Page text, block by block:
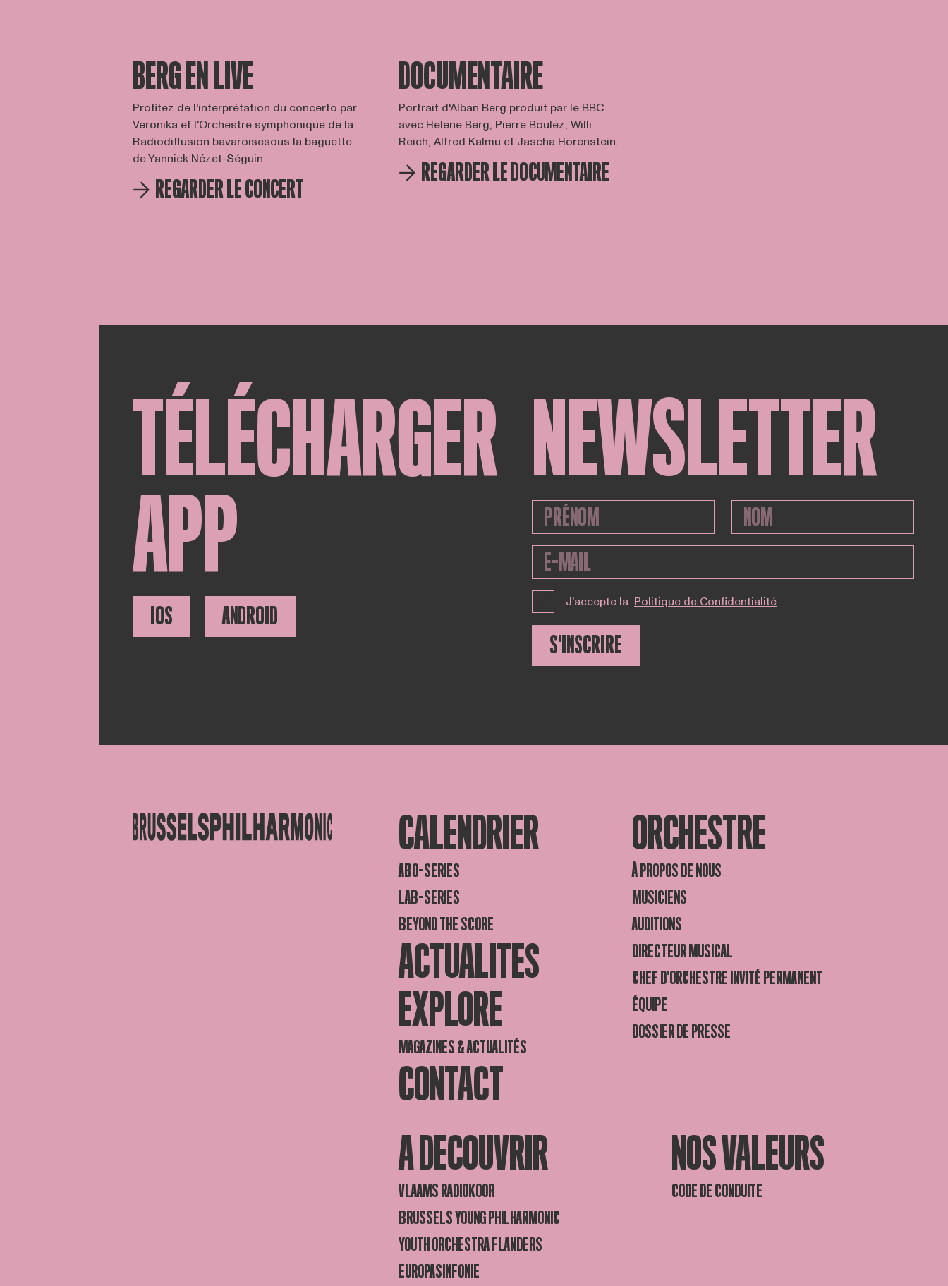
BERG EN LIVE
Profitez de l'interprétation du concerto par
Veronika et l'Orchestre symphonique de la
Radiodiffusion bavaroisesous la baguette
de Yannick Nézet-Séguin.
REGARDER LE CONCERT
DOCUMENTAIRE
Portrait d'Alban Berg produit par le BBC
avec Helene Berg, Pierre Boulez, Willi
Reich, Alfred Kalmu et Jascha Horenstein.
REGARDER LE DOCUMENTAIRE
TÉLÉCHARGER
APP
IOS ANDROID
NEWSLETTER
J'accepte la Politique de Confidentialité
S'INSCRIRE
CALENDRIER
ABO-SERIES
LAB-SERIES
BEYOND THE SCORE
ACTUALITES
EXPLORE
MAGAZINES & ACTUALITÉS
CONTACT
ORCHESTRE
À PROPOS DE NOUS
MUSICIENS
AUDITIONS
DIRECTEUR MUSICAL
CHEF D’ORCHESTRE INVITÉ PERMANENT
ÉQUIPE
DOSSIER DE PRESSE
A DECOUVRIR
VLAAMS RADIOKOOR
BRUSSELS YOUNG PHILHARMONIC
YOUTH ORCHESTRA FLANDERS
EUROPASINFONIE
NOS VALEURS
CODE DE CONDUITE